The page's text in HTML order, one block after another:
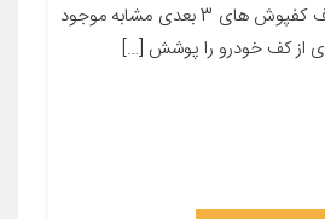
معرفی محصول بر خلاف کفپوش های 3 بعدی مشابه موجود
از کف خودرو را پوشش […]